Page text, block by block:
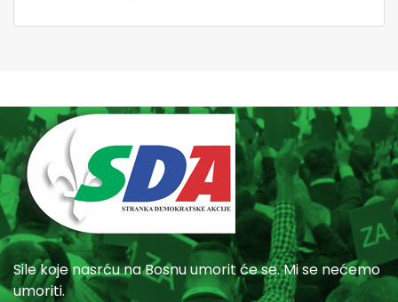
Sile koje nasrću na Bosnu umorit će se. Mi se nećemo
umoriti.